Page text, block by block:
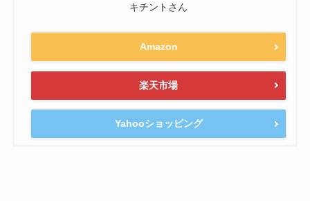
キチントさん
Amazon
楽天市場
Yahooショッピング